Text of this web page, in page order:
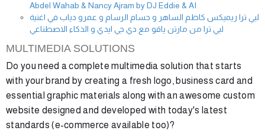
Abdel Wahab & Nancy Ajram by DJ Eddie & AI
لبي ترا ريميكس كاظم الساهر و حسام الرسام و عمرو دياب في اغنية
لبي ترا من مارتن ياقو مع دي جي ايدي و الذكاء الاصطناعي
MULTIMEDIA SOLUTIONS
Do you need a complete multimedia solution that starts
with your brand by creating a fresh logo, business card and
essential graphic materials along with an awesome custom
website designed and developed with today's latest
standards (e-commerce available too)?